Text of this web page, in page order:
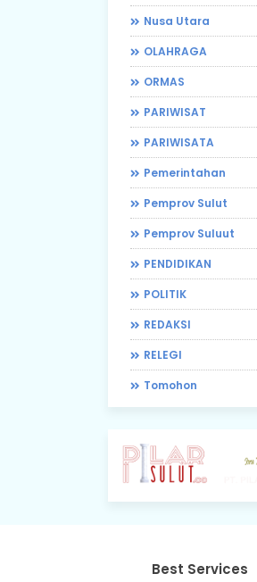
Nusa Utara
OLAHRAGA
ORMAS
PARIWISAT
PARIWISATA
Pemerintahan
Pemprov Sulut
Pemprov Suluut
PENDIDIKAN
POLITIK
REDAKSI
RELEGI
Tomohon
Best Services